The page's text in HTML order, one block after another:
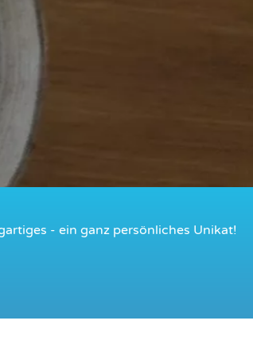
- ein ganz persönliches Unikat!